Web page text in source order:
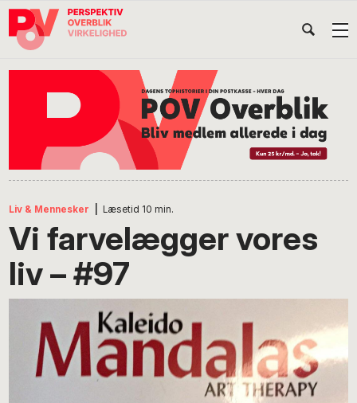
Gå
direkte
Skip
indhold
Gå
direkte
Liv & Mennesker Læsetid 10 min.
Vi farvelægger vores
liv – #97